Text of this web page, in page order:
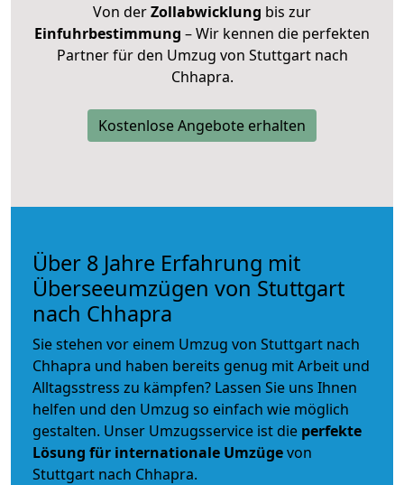
Von derZollabwicklung bis zur
Einfuhrbestimmung – Wir kennen die perfekten
Partner für den Umzug von Stuttgart nach
Chhapra.
Kostenlose Angebote erhalten
Über 8 Jahre Erfahrung mit
Überseeumzügen von Stuttgart
nach Chhapra
Sie stehen vor einem Umzug von Stuttgart nach
Chhapra und haben bereits genug mit Arbeit und
Alltagsstress zu kämpfen? Lassen Sie uns Ihnen
helfen und den Umzug so einfach wie möglich
gestalten. Unser Umzugsservice ist die perfekte
Lösung für internationale Umzügevon
Stuttgart nach Chhapra.